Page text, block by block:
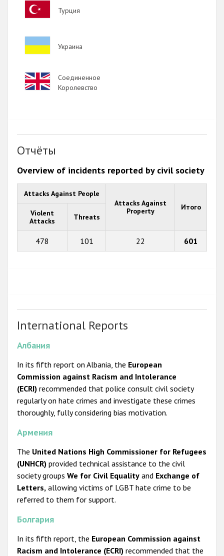
Image
Турция
Украина
Image
Соединенное
Королевство
Отчёты
Overview of incidents reported by civil society
Attacks Against People
Attacks Against
Property
Итого
Violent
Attacks
Threats
478 101 22 601
International Reports
Албания
In its fifth report on Albania, the European
Commission against Racism and Intolerance
(ECRI) recommended that police consult civil society
regularly on hate crimes and investigate these crimes
thoroughly, fully considering bias motivation.
Армения
The United Nations High Commissioner for Refugees
(UNHCR) provided technical assistance to the civil
society groups We for Civil Equality and Exchange of
Letters, allowing victims of LGBT hate crime to be
referred to them for support.
Болгария
In its fifth report, the European Commission against
Racism and Intolerance (ECRI) recommended that the